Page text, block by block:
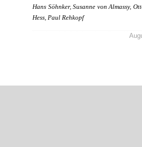
Hans Söhnker, Susanne von Almassy,
Hess, Paul Rehkopf